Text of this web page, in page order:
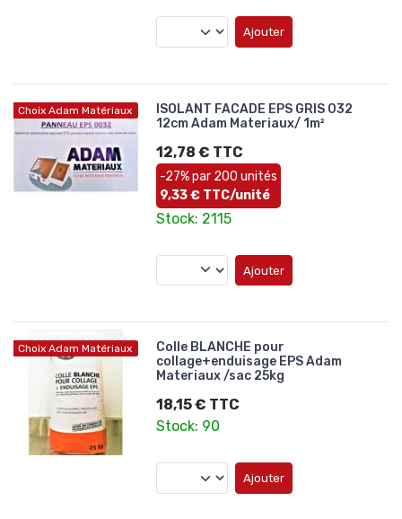
Ajouter
Choix Adam Matériaux
ISOLANT FACADE EPS GRIS 032
12cm Adam Materiaux/ 1m²
12,78 € TTC
-27% par 200 unités
9,33 € TTC/unité
Stock: 2115
Ajouter
Choix Adam Matériaux
Colle BLANCHE pour
collage+enduisage EPS Adam
Materiaux /sac 25kg
18,15 € TTC
Stock: 90
Ajouter